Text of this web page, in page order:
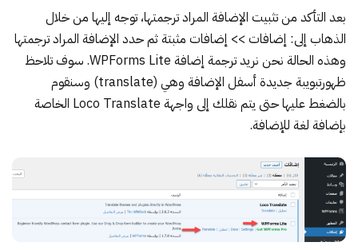
بعد التأكد من تثبيت الإضافة المراد ترجمتها، توجه إليها من خلال
الذهاب إلى: إضافات >> إضافات مثبتة ثم حدد الإضافة المراد ترجمتها
وهذه الحالة نحن نريد ترجمة إضافة WPForms Lite. سوف تلاحظ
ظهورتبويبة جديدة أسفل الإضافة وهي (translate) وسنقوم
بالضغط عليها حتى يتم نقلك إلى واجهة Loco Translate الخاصة
بإضافة لغة للإضافة.